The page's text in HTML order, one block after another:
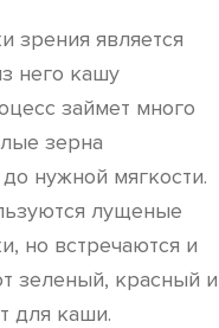
является
него кашу
займет много
зерна
нужной мягкости.
лущеные
но встречаются и
зеленый, красный и
для каши.